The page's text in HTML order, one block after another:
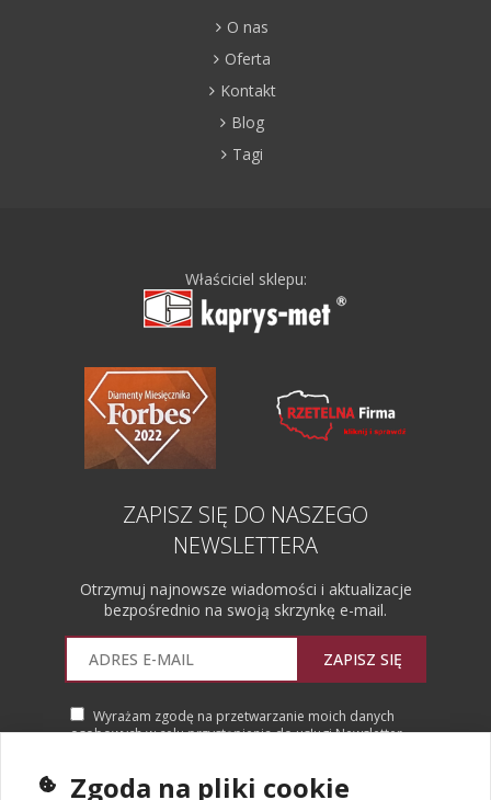
O nas
Oferta
Kontakt
Blog
Tagi
Właściciel sklepu:
ZAPISZ SIĘ DO NASZEGO
NEWSLETTERA
Otrzymuj najnowsze wiadomości i aktualizacje
bezpośrednio na swoją skrzynkę e-mail.
ZAPISZ SIĘ
Wyrażam zgodę na przetwarzanie moich danych
osobowych w celu przystąpienia do usługi Newsletter.
Zgoda na pliki cookie